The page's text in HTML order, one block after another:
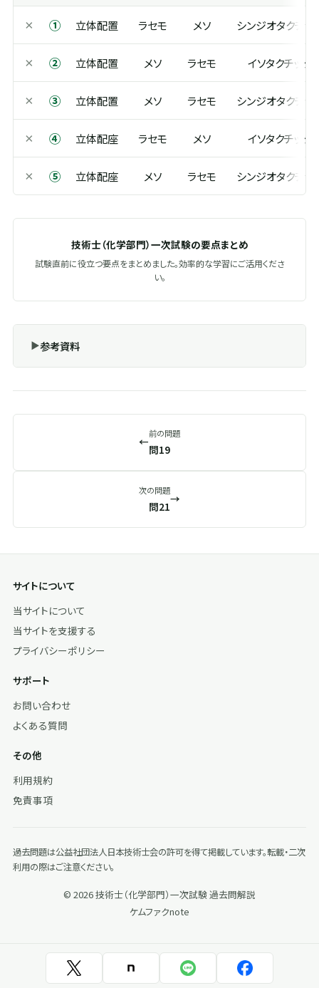
× ① 立体配置 ラセモ メソ シンジオタクチッ
× ② 立体配置 メソ ラセモ イソタクチック
× ③ 立体配置 メソ ラセモ シンジオタクチッ
× ④ 立体配座 ラセモ メソ イソタクチック
× ⑤ 立体配座 メソ ラセモ シンジオタクチッ
技術士（化学部門）一次試験の要点まとめ
試験直前に役立つ要点をまとめました。効率的な学習にご活用くださ
い。
参考資料
←
前の問題
問19
次の問題
問21
→
サイトについて
当サイトについて
当サイトを支援する
プライバシーポリシー
サポート
お問い合わせ
よくある質問
その他
利用規約
免責事項
過去問題は公益社団法人日本技術士会の許可を得て掲載しています。転載・二次
利用の際はご注意ください。
© 2026 技術士（化学部門）一次試験 過去問解説
ケムファクnote